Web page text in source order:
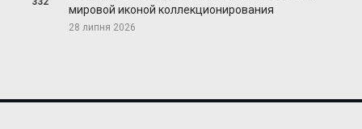
мировой иконой коллекционирования
28 липня 2026